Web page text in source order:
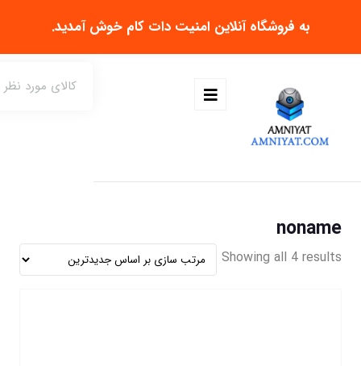
به فروشگاه آنلاین امنیت دات کام خوش آمدید.
noname
Showing all 4 results